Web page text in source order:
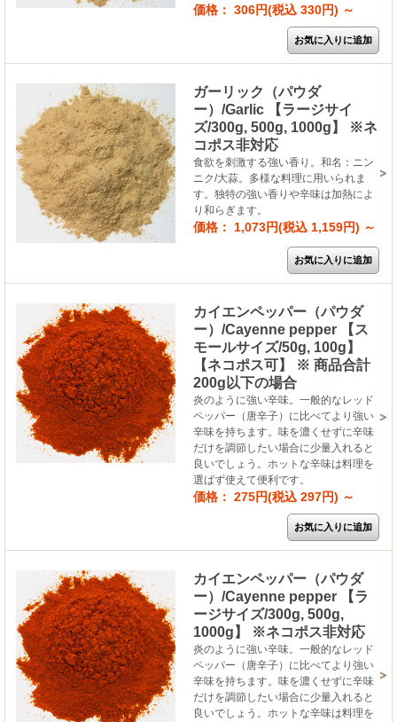
価格： 306円(税込 330円) ～
ガーリック（パウダ
ー）/Garlic 【ラージサイ
ズ/300g, 500g, 1000g】 ※ネ
コポス非対応
食欲を刺激する強い香り。和名：ニン
ニク/大蒜。多様な料理に用いられま
す。独特の強い香りや辛味は加熱によ
り和らぎます。
価格： 1,073円(税込 1,159円) ～
カイエンペッパー（パウダ
ー）/Cayenne pepper 【ス
モールサイズ/50g, 100g】
【ネコポス可】 ※ 商品合計
200g以下の場合
炎のように強い辛味。一般的なレッド
ペッパー（唐辛子）に比べてより強い
辛味を持ちます。味を濃くせずに辛味
だけを調節したい場合に少量入れると
良いでしょう。ホットな辛味は料理を
選ばず使えて便利です。
価格： 275円(税込 297円) ～
カイエンペッパー（パウダ
ー）/Cayenne pepper 【ラ
ージサイズ/300g, 500g,
1000g】 ※ネコポス非対応
炎のように強い辛味。一般的なレッド
ペッパー（唐辛子）に比べてより強い
辛味を持ちます。味を濃くせずに辛味
だけを調節したい場合に少量入れると
良いでしょう。ホットな辛味は料理を